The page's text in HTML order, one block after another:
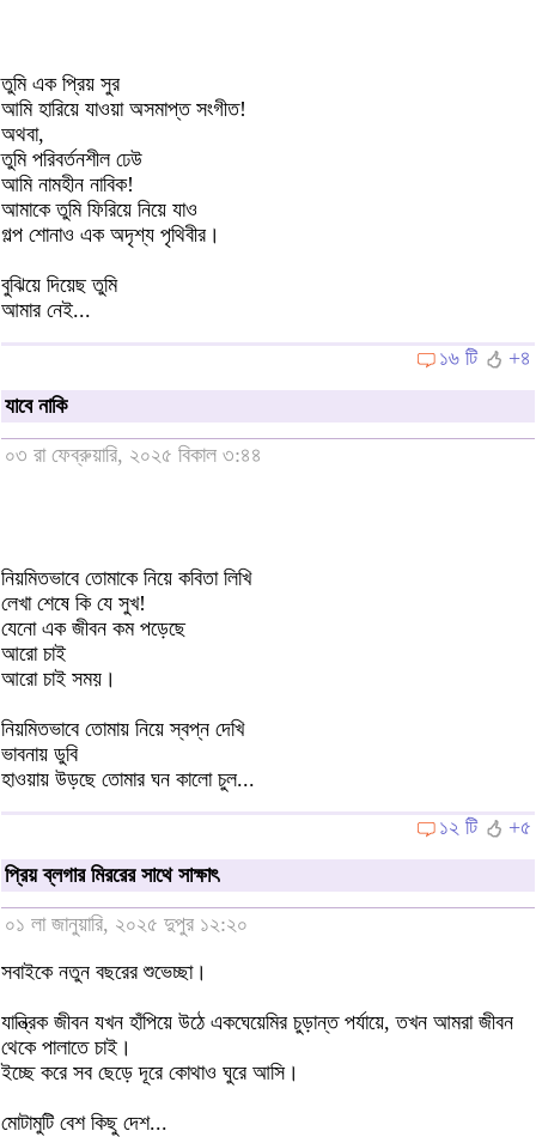
তুমি এক প্রিয় সুর
আমি হারিয়ে যাওয়া অসমাপ্ত সংগীত!
অথবা,
তুমি পরিবর্তনশীল ঢেউ
আমি নামহীন নাবিক!
আমাকে তুমি ফিরিয়ে নিয়ে যাও
গল্প শোনাও এক অদৃশ্য পৃথিবীর।
বুঝিয়ে দিয়েছ তুমি
আমার নেই...
১৬ টি
+৪
যাবে নাকি
০৩ রা ফেব্রুয়ারি, ২০২৫ বিকাল ৩:৪৪
নিয়মিতভাবে তোমাকে নিয়ে কবিতা লিখি
লেখা শেষে কি যে সুখ!
যেনো এক জীবন কম পড়েছে
আরো চাই
আরো চাই সময়।
নিয়মিতভাবে তোমায় নিয়ে স্বপ্ন দেখি
ভাবনায় ডুবি
হাওয়ায় উড়ছে তোমার ঘন কালো চুল...
১২ টি
+৫
প্রিয় ব্লগার মিররের সাথে সাক্ষাৎ
০১ লা জানুয়ারি, ২০২৫ দুপুর ১২:২০
সবাইকে নতুন বছরের শুভেচ্ছা।
যান্ত্রিক জীবন যখন হাঁপিয়ে উঠে একঘেয়েমির চুড়ান্ত পর্যায়ে, তখন আমরা জীবন
থেকে পালাতে চাই।
ইচ্ছে করে সব ছেড়ে দূরে কোথাও ঘুরে আসি।
মোটামুটি বেশ কিছু দেশ...